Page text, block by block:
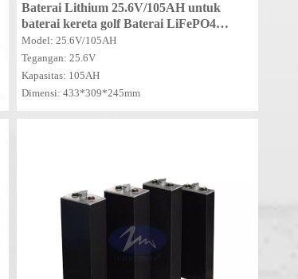
Baterai Lithium 25.6V/105AH untuk
baterai kereta golf Baterai LiFePO4
Baterai Kereta Golf 24V
Model: 25.6V/105AH
Tegangan: 25.6V
Kapasitas: 105AH
Dimensi: 433*309*245mm